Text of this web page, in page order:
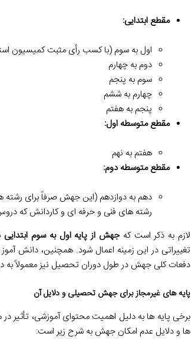
مقطع ابتدایی:
اول به سوم (با کسب رأی مثبت کمیسیون
دوم به چهارم
سوم به پنجم
چهارم به ششم
پنجم به هفتم
مقطع متوسطه اول:
هفتم به نهم
مقطع متوسطه دوم:
دهم به دوازدهم (این جهش صرفاً برای
رشته های فنی و حرفه ای و کاردانش که
لازم به ذکر است کهجهش از پایه اول به سوم ابتدایی
تغییراتی در این زمینه اعمال شود. همچنین، دانش
دفعات کلی جهش در طول دوران تحصیل نیز معمولاً به
پایه های غیرمجاز برای جهش تحصیلی و دلایل آن
برخی پایه ها به دلیل اهمیت محتوای آموزشی، تأثیر
ها و دلایل عدم امکان جهش به شرح زیر است: